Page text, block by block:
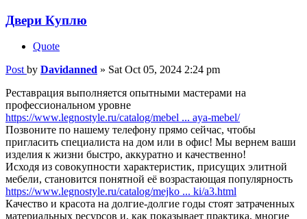
Двери Куплю
Quote
Post by Davidanned » Sat Oct 05, 2024 2:24 pm
Реставрация выполняется опытными мастерами на
профессиональном уровне
https://www.legnostyle.ru/catalog/mebel ... aya-mebel/
Позвоните по нашему телефону прямо сейчас, чтобы
пригласить специалиста на дом или в офис! Мы вернем ваши
изделия к жизни быстро, аккуратно и качественно!
Исходя из совокупности характеристик, присущих элитной
мебели, становится понятной её возрастающая популярность
https://www.legnostyle.ru/catalog/mejko ... ki/a3.html
Качество и красота на долгие-долгие годы стоят затраченных
материальных ресурсов и, как показывает практика, многие